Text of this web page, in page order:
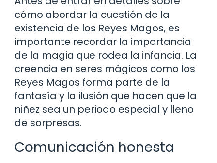
cómo abordar la cuestión de la
existencia de los Reyes Magos, es
importante recordar la importancia
de la magia que rodea la infancia. La
creencia en seres mágicos como los
Reyes Magos forma parte de la
fantasía y la ilusión que hacen que la
niñez sea un periodo especial y lleno
de sorpresas.
Comunicación honesta